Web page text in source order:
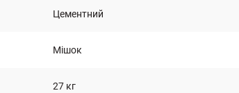
Цементний
Мішок
27 кг